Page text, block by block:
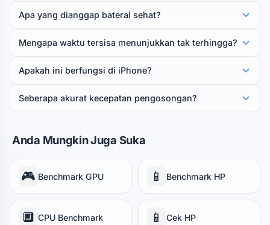
Apa yang dianggap baterai sehat?
Mengapa waktu tersisa menunjukkan tak terhingga?
Apakah ini berfungsi di iPhone?
Seberapa akurat kecepatan pengosongan?
Anda Mungkin Juga Suka
🎮 Benchmark GPU 📱 Benchmark HP
🔲 CPU Benchmark 📱 Cek HP